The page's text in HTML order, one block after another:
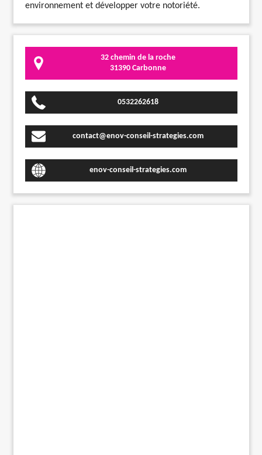
environnement et développer votre notoriété.
32 chemin de la roche
31390 Carbonne
0532262618
contact@enov-conseil-strategies.com
enov-conseil-strategies.com